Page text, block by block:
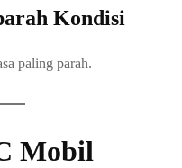
Kondisi
paling parah.
Mobil